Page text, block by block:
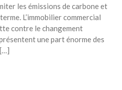
les émissions de carbone et
L’immobilier commercial
contre le changement
une part énorme des